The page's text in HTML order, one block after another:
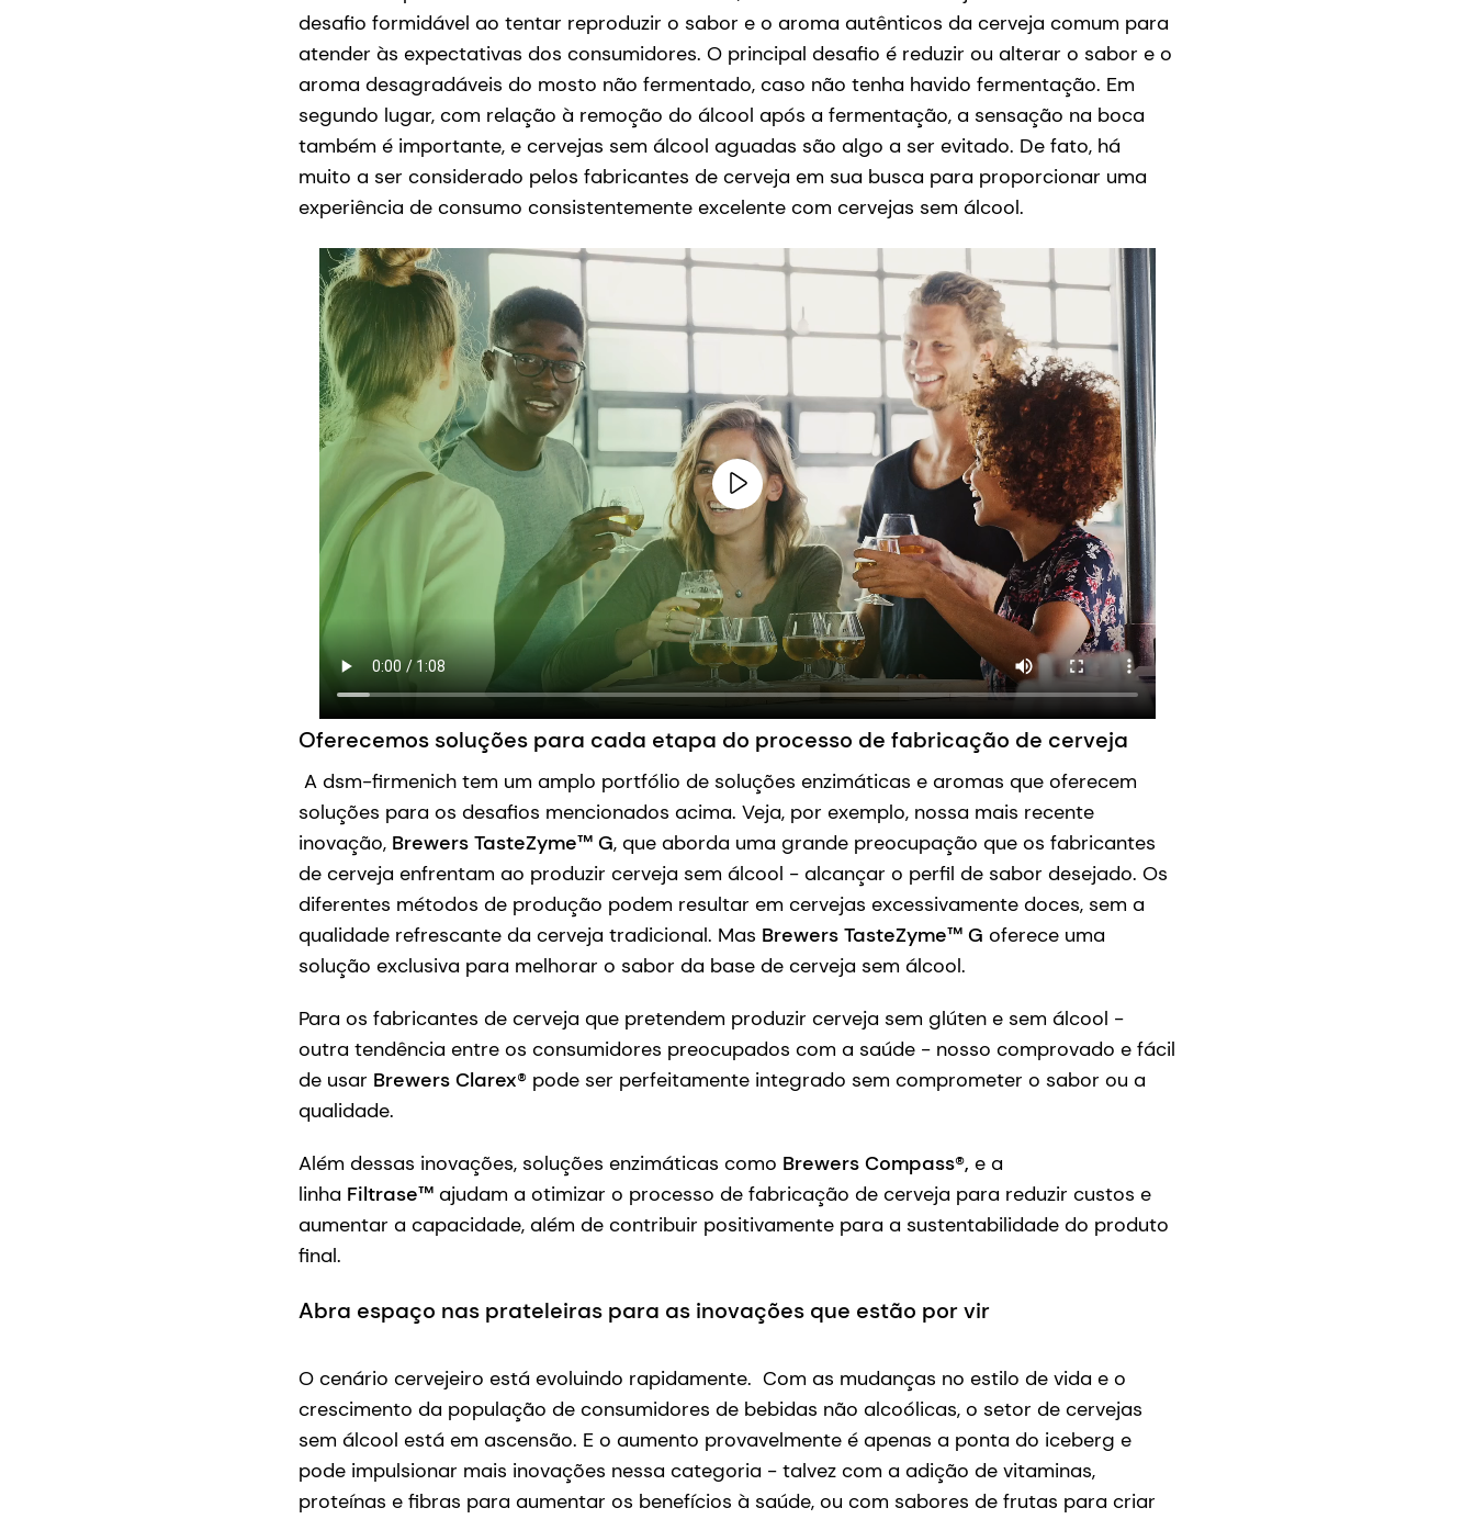
desafio formidável ao tentar reproduzir o sabor e o aroma autênticos da cerveja comum para
atender às expectativas dos consumidores. O principal desafio é reduzir ou alterar o sabor e o
aroma desagradáveis do mosto não fermentado, caso não tenha havido fermentação. Em
segundo lugar, com relação à remoção do álcool após a fermentação, a sensação na boca
também é importante, e cervejas sem álcool aguadas são algo a ser evitado. De fato, há
muito a ser considerado pelos fabricantes de cerveja em sua busca para proporcionar uma
experiência de consumo consistentemente excelente com cervejas sem álcool.
Oferecemos soluções para cada etapa do processo de fabricação de cerveja
A dsm-firmenich tem um amplo portfólio de soluções enzimáticas e aromas que oferecem
soluções para os desafios mencionados acima. Veja, por exemplo, nossa mais recente
inovação, Brewers TasteZyme™ G, que aborda uma grande preocupação que os fabricantes
de cerveja enfrentam ao produzir cerveja sem álcool - alcançar o perfil de sabor desejado. Os
diferentes métodos de produção podem resultar em cervejas excessivamente doces, sem a
qualidade refrescante da cerveja tradicional. Mas Brewers TasteZyme™ G oferece uma
solução exclusiva para melhorar o sabor da base de cerveja sem álcool.
Para os fabricantes de cerveja que pretendem produzir cerveja sem glúten e sem álcool -
outra tendência entre os consumidores preocupados com a saúde - nosso comprovado e fácil
de usar Brewers Clarex® pode ser perfeitamente integrado sem comprometer o sabor ou a
qualidade.
Além dessas inovações, soluções enzimáticas como Brewers Compass®, e a
linha Filtrase™ ajudam a otimizar o processo de fabricação de cerveja para reduzir custos e
aumentar a capacidade, além de contribuir positivamente para a sustentabilidade do produto
final.
Abra espaço nas prateleiras para as inovações que estão por vir
O cenário cervejeiro está evoluindo rapidamente. Com as mudanças no estilo de vida e o
crescimento da população de consumidores de bebidas não alcoólicas, o setor de cervejas
sem álcool está em ascensão. E o aumento provavelmente é apenas a ponta do iceberg e
pode impulsionar mais inovações nessa categoria - talvez com a adição de vitaminas,
proteínas e fibras para aumentar os benefícios à saúde, ou com sabores de frutas para criar